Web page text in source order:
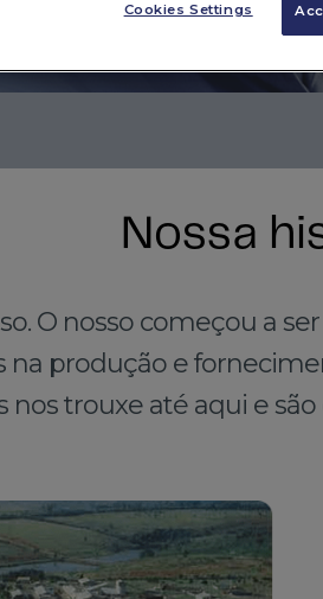
Nossa
O nosso começou a
na produção e
nos trouxe até aqui e
Cookies Settings